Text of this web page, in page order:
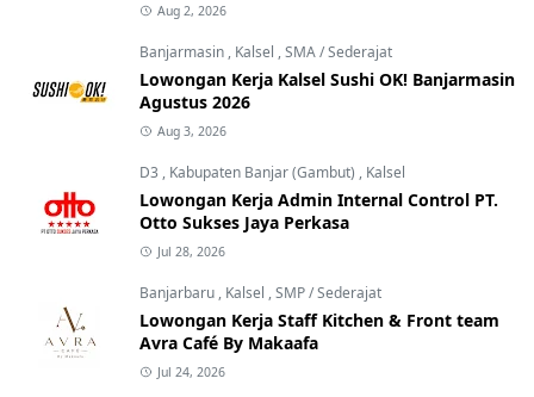
Aug 2, 2026
Banjarmasin , Kalsel ,SMA / Sederajat
Lowongan Kerja Kalsel Sushi OK! Banjarmasin
Agustus 2026
Aug 3, 2026
D3 , Kabupaten Banjar (Gambut) , Kalsel
Lowongan Kerja Admin Internal Control PT.
Otto Sukses Jaya Perkasa
Jul 28, 2026
Banjarbaru , Kalsel ,SMP / Sederajat
Lowongan Kerja Staff Kitchen & Front team
Avra Café By Makaafa
Jul 24, 2026